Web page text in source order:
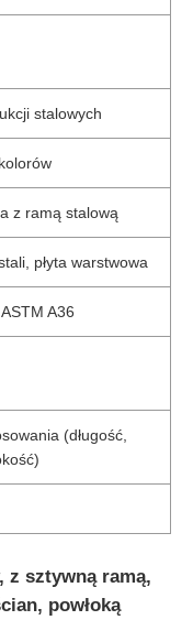
stalowych
z ramą stalową
płyta warstwowa
A36
(długość,
z sztywną ramą,
powłoką